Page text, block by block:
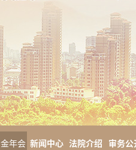
金年会 新闻中心 法院介绍 审务公